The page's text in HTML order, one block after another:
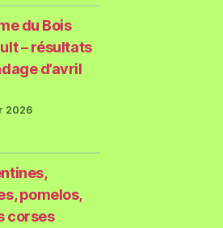
du Bois
– résultats
d’avril
2026
pomelos,
corses